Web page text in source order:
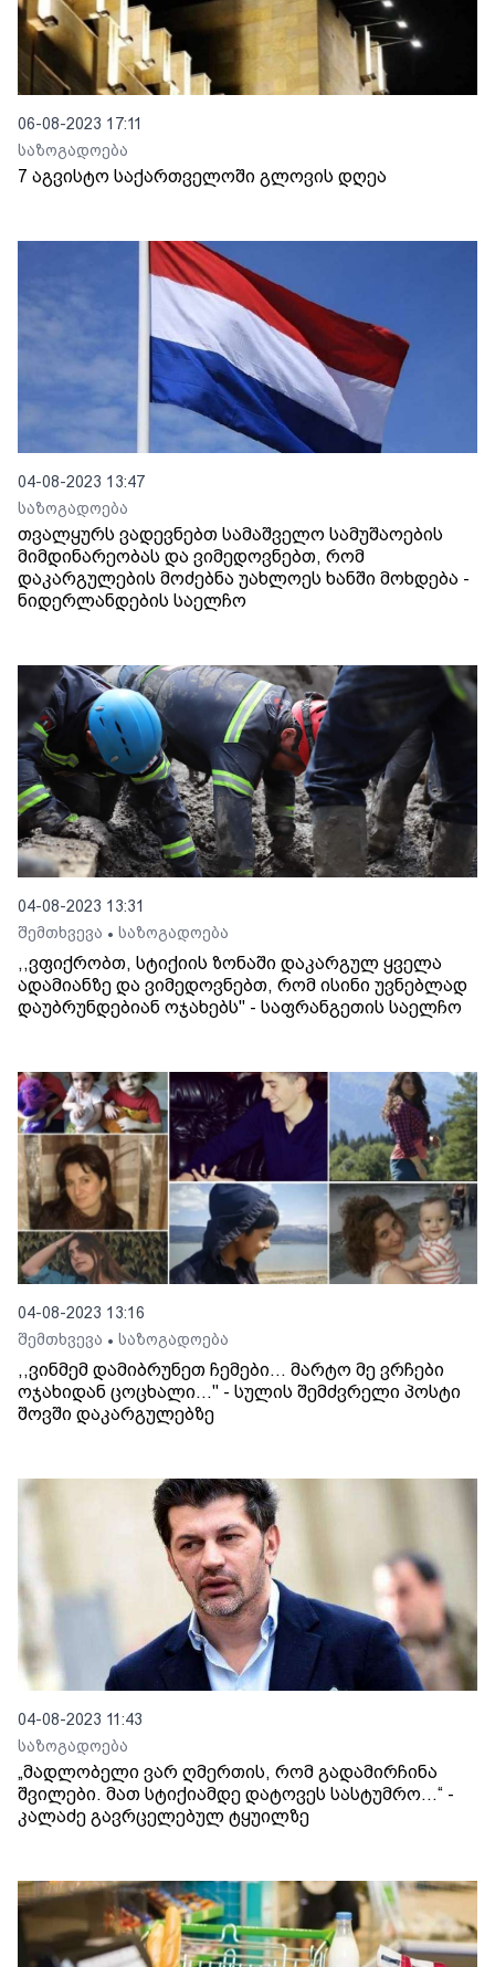
06-08-2023 17:11
საზოგადოება
7 აგვისტო საქართველოში გლოვის დღეა
04-08-2023 13:47
საზოგადოება
თვალყურს ვადევნებთ სამაშველო სამუშაოების
მიმდინარეობას და ვიმედოვნებთ, რომ
დაკარგულების მოძებნა უახლოეს ხანში მოხდება -
ნიდერლანდების საელჩო
04-08-2023 13:31
შემთხვევა • საზოგადოება
,,ვფიქრობთ, სტიქიის ზონაში დაკარგულ ყველა
ადამიანზე და ვიმედოვნებთ, რომ ისინი უვნებლად
დაუბრუნდებიან ოჯახებს" - საფრანგეთის საელჩო
04-08-2023 13:16
შემთხვევა • საზოგადოება
,,ვინმემ დამიბრუნეთ ჩემები... მარტო მე ვრჩები
ოჯახიდან ცოცხალი..." - სულის შემძვრელი პოსტი
შოვში დაკარგულებზე
04-08-2023 11:43
საზოგადოება
„მადლობელი ვარ ღმერთის, რომ გადამირჩინა
შვილები. მათ სტიქიამდე დატოვეს სასტუმრო...“ -
კალაძე გავრცელებულ ტყუილზე